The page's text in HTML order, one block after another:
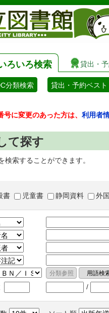
ろいろ検索 貸出・
分類検索 貸出・予約ベスト
に変更のあった方は、 利用者
て探す
検索することができます。
書 児童書 静岡資料 外
/